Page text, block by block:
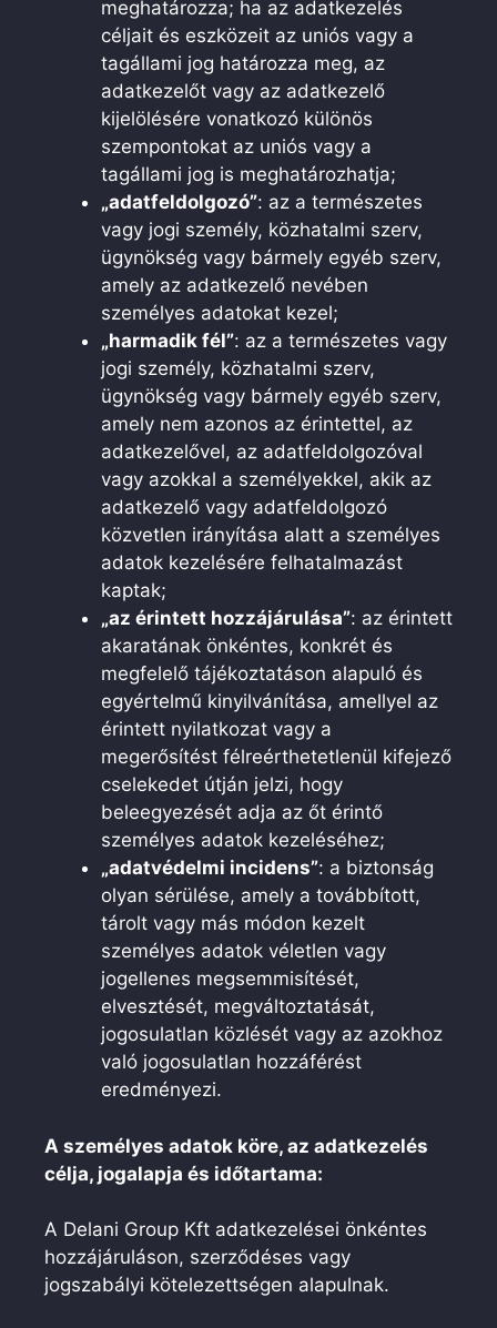
meghatározza; ha az adatkezelés
céljait és eszközeit az uniós vagy a
tagállami jog határozza meg, az
adatkezelőt vagy az adatkezelő
kijelölésére vonatkozó különös
szempontokat az uniós vagy a
tagállami jog is meghatározhatja;
„adatfeldolgozó”: az a természetes
vagy jogi személy, közhatalmi szerv,
ügynökség vagy bármely egyéb szerv,
amely az adatkezelő nevében
személyes adatokat kezel;
„harmadik fél”: az a természetes vagy
jogi személy, közhatalmi szerv,
ügynökség vagy bármely egyéb szerv,
amely nem azonos az érintettel, az
adatkezelővel, az adatfeldolgozóval
vagy azokkal a személyekkel, akik az
adatkezelő vagy adatfeldolgozó
közvetlen irányítása alatt a személyes
adatok kezelésére felhatalmazást
kaptak;
„az érintett hozzájárulása”: az érintett
akaratának önkéntes, konkrét és
megfelelő tájékoztatáson alapuló és
egyértelmű kinyilvánítása, amellyel az
érintett nyilatkozat vagy a
megerősítést félreérthetetlenül kifejező
cselekedet útján jelzi, hogy
beleegyezését adja az őt érintő
személyes adatok kezeléséhez;
„adatvédelmi incidens”: a biztonság
olyan sérülése, amely a továbbított,
tárolt vagy más módon kezelt
személyes adatok véletlen vagy
jogellenes megsemmisítését,
elvesztését, megváltoztatását,
jogosulatlan közlését vagy az azokhoz
való jogosulatlan hozzáférést
eredményezi.
A személyes adatok köre, az adatkezelés
célja, jogalapja és időtartama:
A Delani Group Kft adatkezelései önkéntes
hozzájáruláson, szerződéses vagy
jogszabályi kötelezettségen alapulnak.